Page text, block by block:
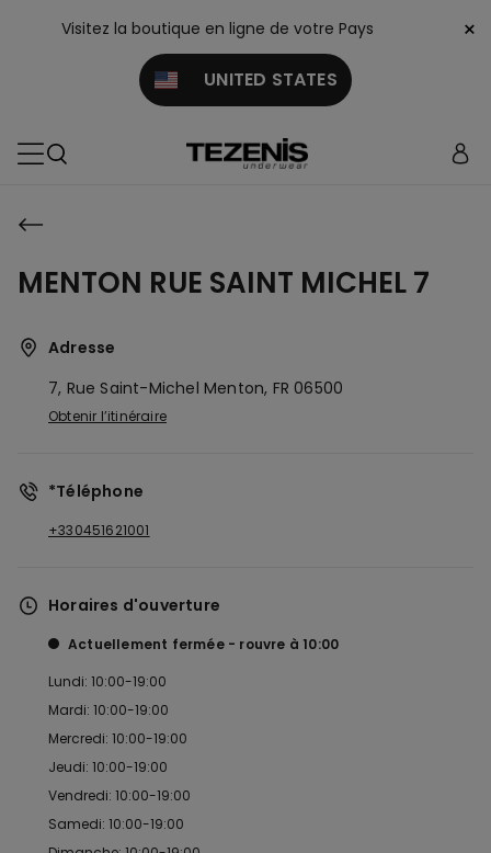
Visitez la boutique en ligne de votre Pays
UNITED STATES
×
MENTON RUE SAINT MICHEL 7
Adresse
7, Rue Saint-Michel Menton, FR06500
Obtenir l’itinéraire
*Téléphone
+330451621001
Horaires d'ouverture
Actuellement fermée rouvre à 10:00
Lundi: 10:00-19:00
Mardi: 10:00-19:00
Mercredi: 10:00-19:00
Jeudi: 10:00-19:00
Vendredi: 10:00-19:00
Samedi: 10:00-19:00